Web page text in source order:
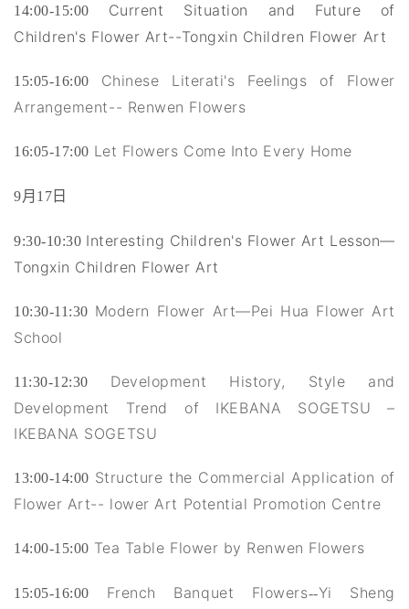
14:00-15:00 Current Situation and Future of
Children's Flower Art--Tongxin Children Flower Art
15:05-16:00 Chinese Literati's Feelings of Flower
Arrangement-- Renwen Flowers
16:05-17:00 Let Flowers Come Into Every Home
9月17日
9:30-10:30 Interesting Children's Flower Art Lesson—
Tongxin Children Flower Art
10:30-11:30 Modern Flower Art—Pei Hua Flower Art
School
11:30-12:30 Development History, Style and
Development Trend of IKEBANA SOGETSU –
IKEBANA SOGETSU
13:00-14:00 Structure the Commercial Application of
Flower Art-- lower Art Potential Promotion Centre
14:00-15:00 Tea Table Flower by Renwen Flowers
15:05-16:00 French Banquet Flowers--Yi Sheng